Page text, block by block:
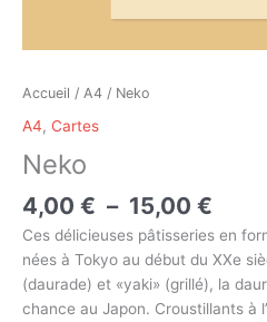
Accueil / A4 / Neko
A4, Cartes
Neko
4,00 € – 15,00 €
Ces délicieuses pâtisseries en
nées à Tokyo au début du XXe
(daurade) et «yaki» (grillé), la
chance au Japon. Croustillants à